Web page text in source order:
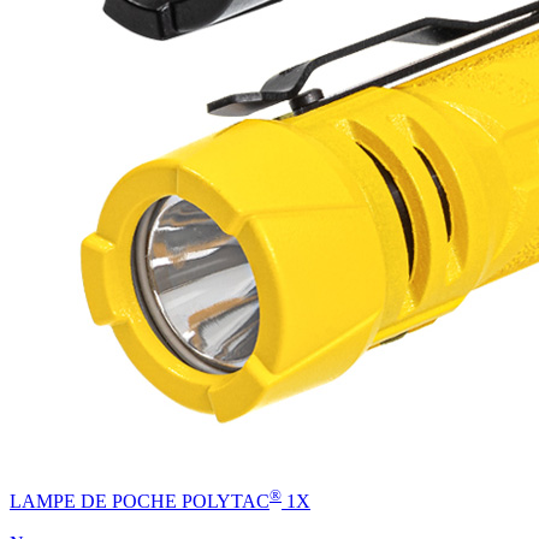
LAMPE DE POCHE POLYTAC® 1X